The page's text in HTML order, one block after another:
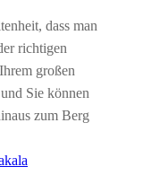
dass man
richtigen
großen
Sie können
zum Berg